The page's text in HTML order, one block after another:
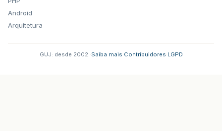
Android
Arquitetura
GUJ: desde 2002. Saiba mais Contribuidores LGPD